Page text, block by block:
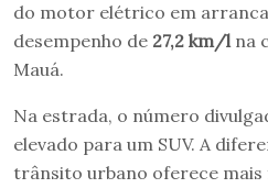
do motor elétrico em
desempenho de 27,2 km/l na
Mauá.
Na estrada, o número
elevado para um SUV. A
trânsito urbano oferece